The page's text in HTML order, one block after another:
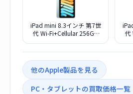
iPad mini 8.3インチ 第7世
代 Wi-Fi+Cellular 256GB
代
他のApple製品を見る
PC・タブレットの買取価格一覧